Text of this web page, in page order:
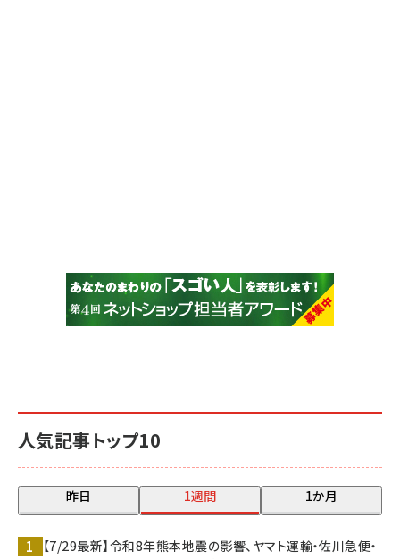
人気記事トップ10
昨日 1週間 1か月
【7/29最新】令和8年熊本地震の影響、ヤマト運輸・佐川急便・